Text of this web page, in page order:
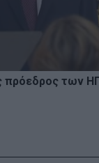
πρόεδρος των